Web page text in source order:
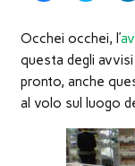
Facebook
apre
una
nuova
finestra)
su
Twitter
(Si
in
nuova
finestra)
Occhei occhei, l’
questa degli
pronto, anche
al volo sul luogo